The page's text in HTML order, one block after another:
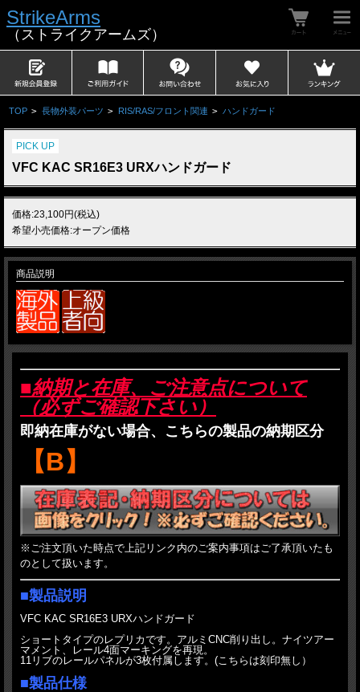
StrikeArms
（ストライクアームズ）
TOP > 長物外装パーツ > RIS/RAS/フロント関連 > ハンドガード
PICK UP
VFC KAC SR16E3 URXハンドガード
価格:23,100円(税込)
希望小売価格:オープン価格
商品説明
■納期と在庫、ご注意点について
（必ずご確認下さい）
即納在庫がない場合、こちらの製品の納期区分
【B】
※ご注文頂いた時点で上記リンク内のご案内事項はご了承頂いたも
のとして扱います。
■製品説明
VFC KAC SR16E3 URXハンドガード
ショートタイプのレプリカです。アルミCNC削り出し。ナイツアー
マメント、レール4面マーキングを再現。
11リブのレールパネルが3枚付属します。(こちらは刻印無し）
■製品仕様